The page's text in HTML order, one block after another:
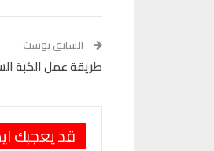
السابق بوست
طريقة عمل الكبة
قد يعجبك